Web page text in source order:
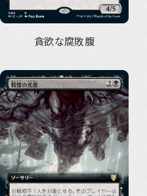
貪欲な腐敗腹